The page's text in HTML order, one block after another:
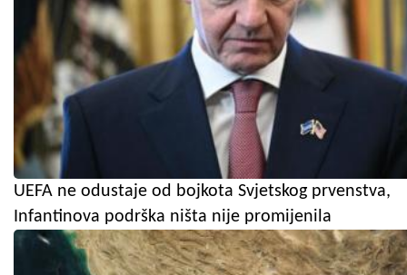
UEFA ne odustaje od bojkota Svjetskog prvenstva,
Infantinova podrška ništa nije promijenila